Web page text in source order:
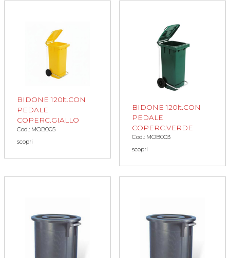
BIDONE 120lt.CON
PEDALE
COPERC.GIALLO
Cod.: MOB005
scopri
BIDONE 120lt.CON
PEDALE
COPERC.VERDE
Cod.: MOB003
scopri